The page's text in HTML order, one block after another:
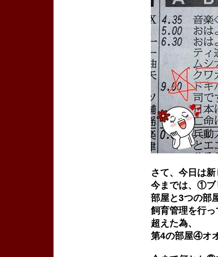
さて、今日は
今までは、①ブ
部屋と3つの部
飼育管理を行
超えた為、
第4の部屋④オ